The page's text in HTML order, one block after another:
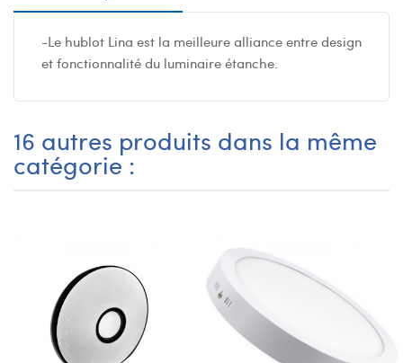
-Le hublot Lina est la meilleure alliance entre design
et fonctionnalité du luminaire étanche.
16 autres produits dans la même
catégorie :